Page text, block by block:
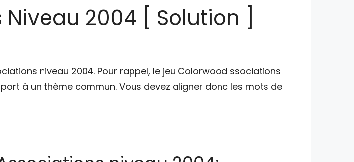
2004 [ Solution ]
niveau 2004. Pour rappel, le jeu Colorwood ssociations
à un thème commun. Vous devez aligner donc les mots de